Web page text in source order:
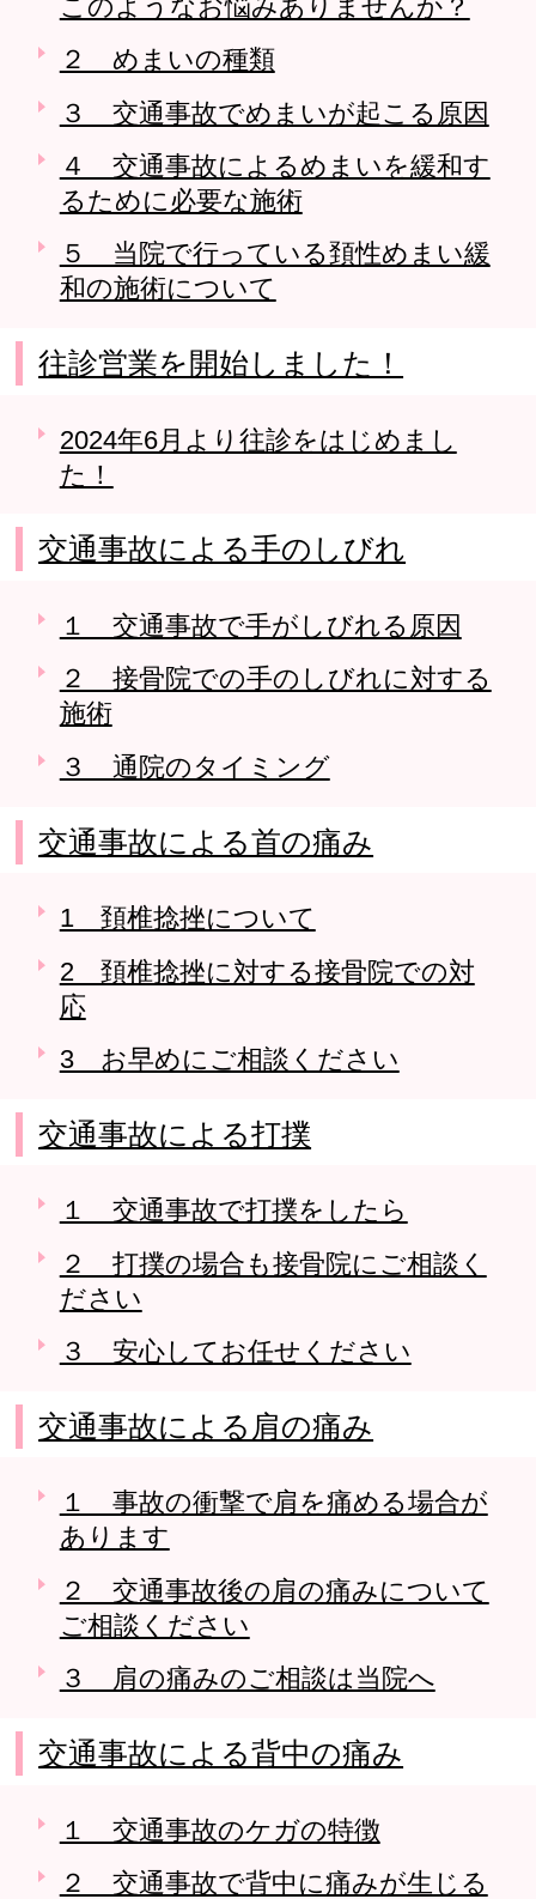
このようなお悩みありませんか？
２ めまいの種類
３ 交通事故でめまいが起こる原因
４ 交通事故によるめまいを緩和す
るために必要な施術
５ 当院で行っている頚性めまい緩
和の施術について
往診営業を開始しました！
2024年6月より往診をはじめまし
た！
交通事故による手のしびれ
１ 交通事故で手がしびれる原因
２ 接骨院での手のしびれに対する
施術
３ 通院のタイミング
交通事故による首の痛み
1 頚椎捻挫について
2 頚椎捻挫に対する接骨院での対
応
3 お早めにご相談ください
交通事故による打撲
１ 交通事故で打撲をしたら
２ 打撲の場合も接骨院にご相談く
ださい
３ 安心してお任せください
交通事故による肩の痛み
１ 事故の衝撃で肩を痛める場合が
あります
２ 交通事故後の肩の痛みについて
ご相談ください
３ 肩の痛みのご相談は当院へ
交通事故による背中の痛み
１ 交通事故のケガの特徴
２ 交通事故で背中に痛みが生じる